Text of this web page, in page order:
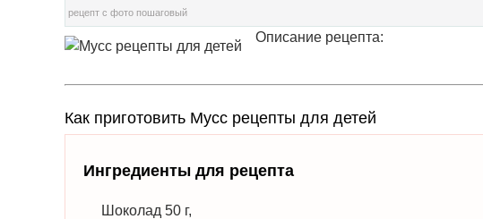
рецепт с фото пошаговый
Описание рецепта:
Как приготовить Мусс рецепты для детей
Ингредиенты для рецепта
Шоколад 50 г,